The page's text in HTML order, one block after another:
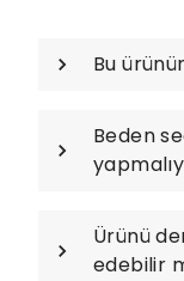
Bu
Beden
Ürünü
edebilir